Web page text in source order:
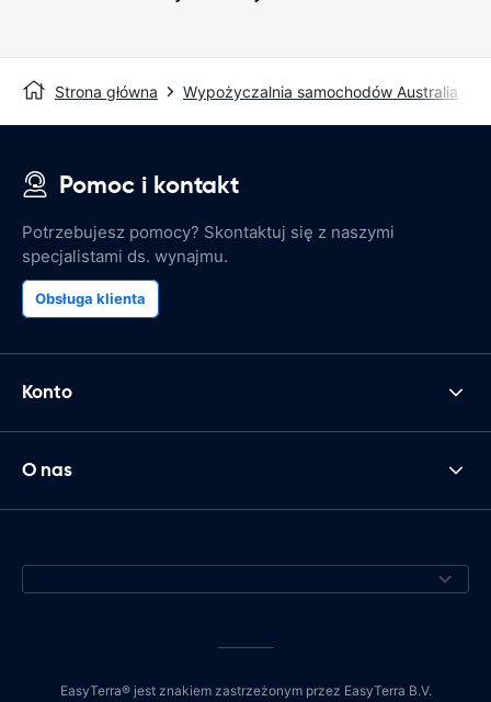
Strona główna Wypożyczalnia samochodów Australia
Pomoc i kontakt
Potrzebujesz pomocy? Skontaktuj się z naszymi
specjalistami ds. wynajmu.
Obsługa klienta
Konto
O nas
EasyTerra® jest znakiem zastrzeżonym przez EasyTerra B.V.